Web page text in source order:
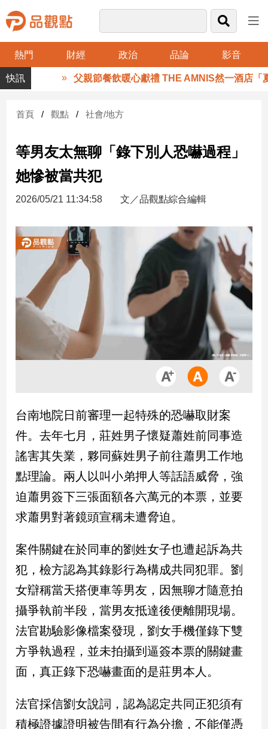
熱門 財經 政治 品論 影音
品
觀
財
台
財
新
產
經/
地
品
政
治
政
治
焦
觀
民
調
國
會
點
觀
點
兩
岸/
國
父親節餐飲暖心獻禮 THE AMNIS然一酒店「夏
首頁 觀點 社會/地方
等男友太無聊「錄下別人恐嚇過程」
她慘被當共犯
2026/05/21 11:34:58 文／品觀點綜合編輯
台南地院日前審理一起特殊的恐嚇取財案
件。去年七月，莊姓男子懷疑蕭姓前同事造
謠害其失業，夥同蘇姓男子前往蕭男工作地
點理論。兩人以叫小弟押人等話語威脅，強
迫蕭男簽下三張面額各六萬元的本票，並要
求蕭男對著鏡頭宣稱未遭脅迫。
案件關鍵在於同車的劉姓女子也遭起訴為共
犯，檢方認為其錄影行為構成共同犯罪。劉
女辯稱當天搭便車等男友，因無聊才隨意拍
攝爭執前半段，當男友抵達後便離開現場。
法官勘驗影像檔案發現，劉女手機僅錄下雙
方爭執過程，並未拍攝到逼簽本票的關鍵畫
面，真正錄下恐嚇畫面的是莊男本人。
法官採信劉女說詞，認為認定共同正犯須有
積極證據證明被告間有行為分擔，不能僅憑